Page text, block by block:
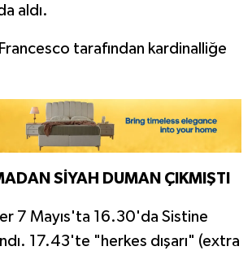
aldı.
tarafından kardinalliğe
SİYAH DUMAN ÇIKMIŞTI
7 Mayıs'ta 16.30'da Sistine
17.43'te "herkes dışarı" (extra